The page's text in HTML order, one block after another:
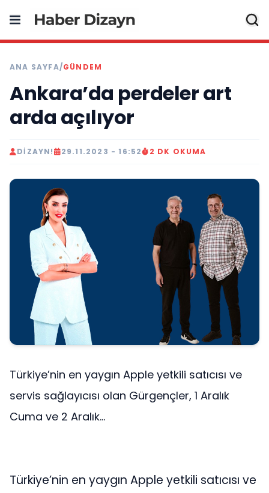
ANA SAYFA/GÜNDEM
Ankara’da perdeler art
arda açılıyor
DIZAYN! 29.11.2023 - 16:52 2 DK OKUMA
Türkiye’nin en yaygın Apple yetkili satıcısı ve
servis sağlayıcısı olan Gürgençler, 1 Aralık
Cuma ve 2 Aralık...
Türkiye’nin en yaygın Apple yetkili satıcısı ve